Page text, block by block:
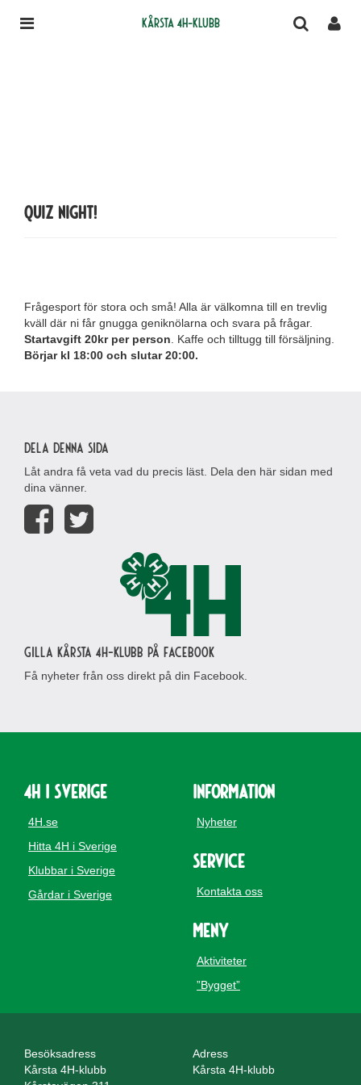
Kårsta 4H-klubb
Quiz night!
Frågesport för stora och små! Alla är välkomna till en trevlig
kväll där ni får gnugga geniknölarna och svara på frågar.
Startavgift 20kr per person . Kaffe och tilltugg till försäljning.
Börjar kl 18:00 och slutar 20:00.
Dela denna sida
Låt andra få veta vad du precis läst. Dela den här sidan med
dina vänner.
Gilla Kårsta 4H-klubb på Facebook
Få nyheter från oss direkt på din Facebook.
4H i Sverige
4H.se
Hitta 4H i Sverige
Klubbar i Sverige
Gårdar i Sverige
Information
Nyheter
Service
Kontakta oss
Meny
Aktiviteter
”Bygget”
Besöksadress
Kårsta 4H-klubb
Adress
Kårsta 4H-klubb